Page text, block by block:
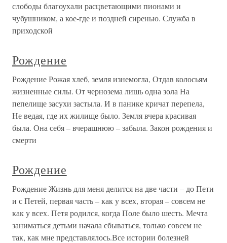
слободы благоухали расцветающими пионами и
чубушником, а кое-где и поздней сиренью. Служба в
приходской
Рождение
Рождение Рожая хлеб, земля изнемогла, Отдав колосьям
жизненные силы. От чернозема лишь одна зола На
пепелище засухи застыла. И в панике кричат перепела,
Не ведая, где их жилище было. Земля вчера красивая
была. Она себя – вчерашнюю – забыла. Закон рождения и
смерти
Рождение
Рождение Жизнь для меня делится на две части – до Пети
и с Петей, первая часть – как у всех, вторая – совсем не
как у всех. Петя родился, когда Поле было шесть. Мечта
заниматься детьми начала сбываться, только совсем не
так, как мне представлялось.Все истории болезней